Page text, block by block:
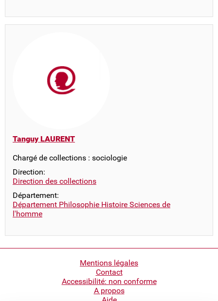
Tanguy LAURENT
Chargé de collections : sociologie
Direction:
Direction des collections
Département:
Département Philosophie Histoire Sciences de
l'homme
Mentions légales
Contact
Accessibilité: non conforme
A propos